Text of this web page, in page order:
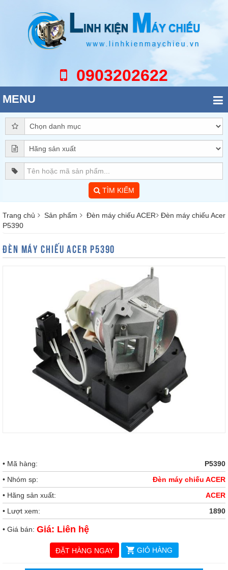
0903202622
MENU
TÌM KIẾM
Trang chủ Sản phẩm Đèn máy chiếu ACER
Đèn máy chiếu Acer
P5390
ĐÈN MÁY CHIẾU ACER P5390
• Mã hàng:
P5390
• Nhóm sp:
Đèn máy chiếu ACER
• Hãng sản xuất:
ACER
• Lượt xem:
1890
• Giá bán: Giá: Liên hệ
ĐẶT HÀNG NGAY GIỎ HÀNG